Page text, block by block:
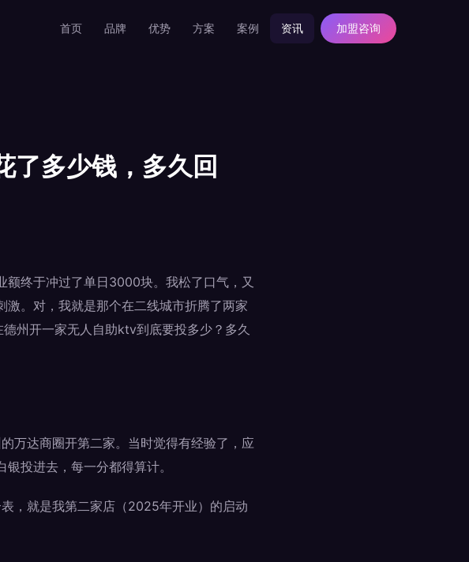
首页 品牌 优势 方案 案例 资讯 加盟咨询
多少钱，多久回
终于冲过了单日3000块。我松了口气，又
。对，我就是那个在二线城市折腾了两家
州开一家无人自助ktv到底要投多少？多久
万达商圈开第二家。当时觉得有经验了，应
投进去，每一分都得算计。
，就是我第二家店（2025年开业）的启动